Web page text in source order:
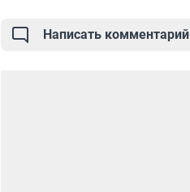
Написать комментарий